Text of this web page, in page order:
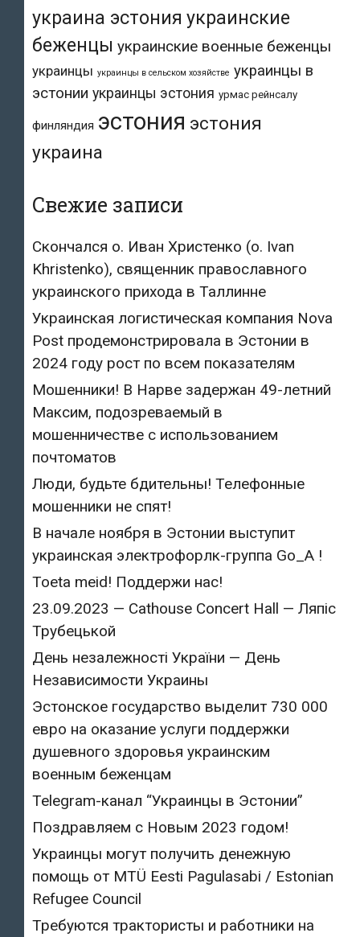
украина эстония украинские
беженцы украинские военные беженцы
украинцы украинцы в сельском хозяйстве украинцы в
эстонии украинцы эстония урмас рейнсалу
финляндия эстония эстония
украина
Свежие записи
Скончался о. Иван Христенко (о. Ivan
Khristenko), священник православного
украинского прихода в Таллинне
Украинская логистическая компания Nova
Post продемонстрировала в Эстонии в
2024 году рост по всем показателям
Мошенники! В Нарве задержан 49-летний
Максим, подозреваемый в
мошенничестве с использованием
почтоматов
Люди, будьте бдительны! Телефонные
мошенники не спят!
В начале ноября в Эстонии выступит
украинская электрофорлк-группа Go_A !
Toeta meid! Поддержи нас!
23.09.2023 — Cathouse Concert Hall — Ляпіс
Трубецькой
День незалежності України — День
Независимости Украины
Эстонское государство выделит 730 000
евро на оказание услуги поддержки
душевного здоровья украинским
военным беженцам
Telegram-канал “Украинцы в Эстонии”
Поздравляем с Новым 2023 годом!
Украинцы могут получить денежную
помощь от MTÜ Eesti Pagulasabi / Estonian
Refugee Council
Требуются трактористы и работники на